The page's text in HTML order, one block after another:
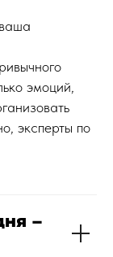
эмоций,
эксперты по
–